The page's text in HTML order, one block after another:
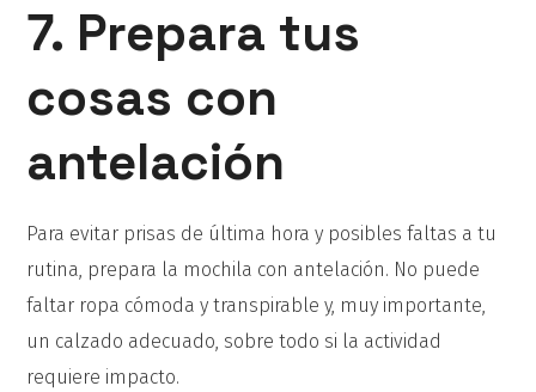
7. Prepara tus
cosas con
antelación
Para evitar prisas de última hora y posibles faltas a tu
rutina, prepara la mochila con antelación. No puede
faltar ropa cómoda y transpirable y, muy importante,
un calzado adecuado, sobre todo si la actividad
requiere impacto.